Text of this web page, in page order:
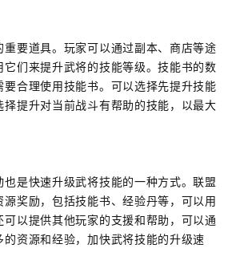
要道具。玩家可以通过副本、商店等途
们来提升武将的技能等级。技能书的数
合理使用技能书。可以选择先提升技能
提升对当前战斗有帮助的技能，以最大
是快速升级武将技能的一种方式。联盟
奖励，包括技能书、经验丹等，可以用
以提供其他玩家的支援和帮助，可以通
资源和经验，加快武将技能的升级速